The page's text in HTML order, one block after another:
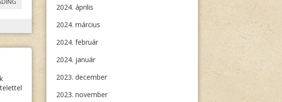
NÉMET
IRODALOM
A
EURÓPÁBAN
2024. április
2024. március
2024. február
2024. január
2023. december
2023. november